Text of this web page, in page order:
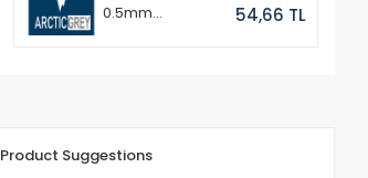
0.5mm
54,66 TL
Product Suggestions